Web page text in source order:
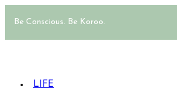
Be Conscious. Be Koroo.
LIFE